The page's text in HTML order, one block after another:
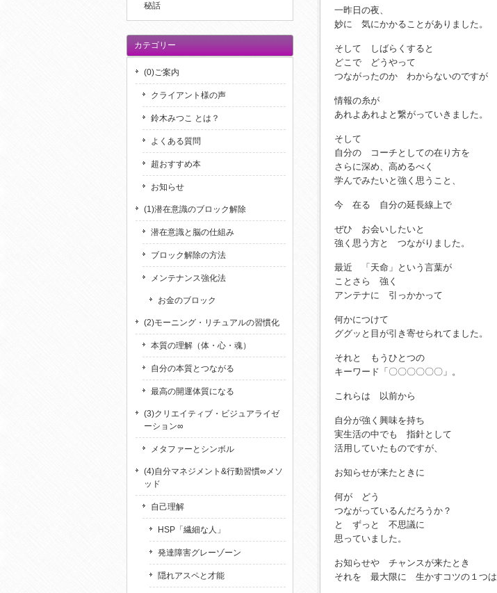
一昨日の夜、
妙に 気にかかることがありました。
そして しばらくすると
どこで どうやって
つながったのか わからないのですが
情報の糸が
あれよあれよと繋がっていきました。
そして
自分の コーチとしての在り方を
さらに深め、高めるべく
学んでみたいと強く思うこと、
今 在る 自分の延長線上で
ぜひ お会いしたいと
強く思う方と つながりました。
最近 「天命」という言葉が
ことさら 強く
アンテナに 引っかかって
何かにつけて
ググッと目が引き寄せられてました。
それと もうひとつの
キーワード「〇〇〇〇〇〇」。
これらは 以前から
自分が強く興味を持ち
実生活の中でも 指針として
活用していたものですが、
お知らせが来たときに
何が どう
つながっているんだろうか？
と ずっと 不思議に
思っていました。
お知らせや チャンスが来たとき
それを 最大限に 生かすコツの１つは
秘話
カテゴリー
(0)ご案内
クライアント様の声
鈴木みつこ とは？
よくある質問
超おすすめ本
お知らせ
(1)潜在意識のブロック解除
潜在意識と脳の仕組み
ブロック解除の方法
メンテナンス強化法
お金のブロック
(2)モーニング・リチュアルの習慣化
本質の理解（体・心・魂）
自分の本質とつながる
最高の開運体質になる
(3)クリエイティブ・ビジュアライゼ
ーション∞
メタファーとシンボル
(4)自分マネジメント&行動習慣∞メソ
ッド
自己理解
HSP「繊細な人」
発達障害グレーゾーン
隠れアスペと才能